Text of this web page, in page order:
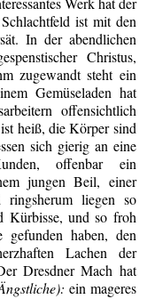
ist mit den
In der abendlichen
Christus,
zugewandt steht ein
Gemüseladen hat
offensichtlich
heiß, die Körper sind
sich gierig an eine
offenbar ein
jungen Beil, einer
ringsherum liegen so
Kürbisse, und so froh
haben, den
Lachen der
Dresdner Mach hat
ein mageres